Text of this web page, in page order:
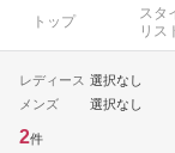
トップ
スタ
リス
レディース 選択なし
メンズ
選択なし
2件